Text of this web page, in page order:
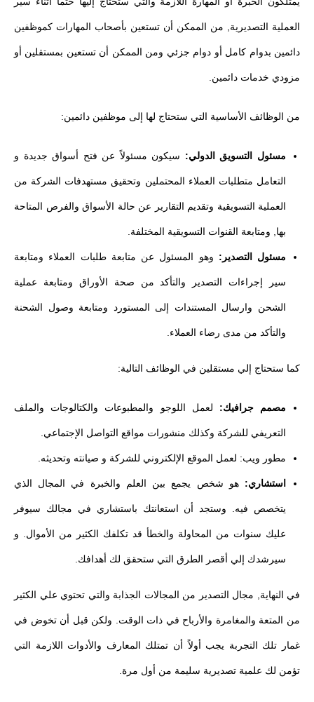
العملية التصديرية, من الممكن أن تستعين بأصحاب المهارات كموظفين
دائمين بدوام كامل أو دوام جزئي ومن الممكن أن تستعين بمستقلين أو
مزودي خدمات دائمين.
من الوظائف الأساسية التي ستحتاج لها إلى موظفين دائمين:
مسئول التسويق الدولي: سيكون مسئولاً عن فتح أسواق جديدة و
التعامل متطلبات العملاء المحتملين وتحقيق مستهدفات الشركة من
العملية التسويقية وتقديم التقارير عن حالة الأسواق والفرص المتاحة
بها, ومتابعة القنوات التسويقية المختلفة.
مسئول التصدير: وهو المسئول عن متابعة طلبات العملاء ومتابعة
سير إجراءات التصدير والتأكد من صحة الأوراق ومتابعة عملية
الشحن وارسال المستندات إلى المستورد ومتابعة وصول الشحنة
والتأكد من مدى رضاء العملاء.
كما ستحتاج إلي مستقلين في الوظائف التالية:
مصمم جرافيك: لعمل اللوجو والمطبوعات والكتالوجات والملف
التعريفي للشركة وكذلك منشورات مواقع التواصل الإجتماعي.
مطور ويب: لعمل الموقع الإلكتروني للشركة و صيانته وتحديثه.
استشاري: هو شخص يجمع بين العلم والخبرة في المجال الذي
يتخصص فيه. وستجد أن استعانتك باستشاري في مجالك سيوفر
عليك سنوات من المحاولة والخطأ قد تكلفك الكثير من الأموال. و
سيرشدك إلي أقصر الطرق التي ستحقق لك أهدافك.
في النهاية, مجال التصدير من المجالات الجذابة والتي تحتوي علي الكثير
من المتعة والمغامرة والأرباح في ذات الوقت. ولكن قبل أن تخوض في
غمار تلك التجربة يجب أولاً أن تمتلك المعارف والأدوات اللازمة التي
تؤمن لك علمية تصديرية سليمة من أول مرة.